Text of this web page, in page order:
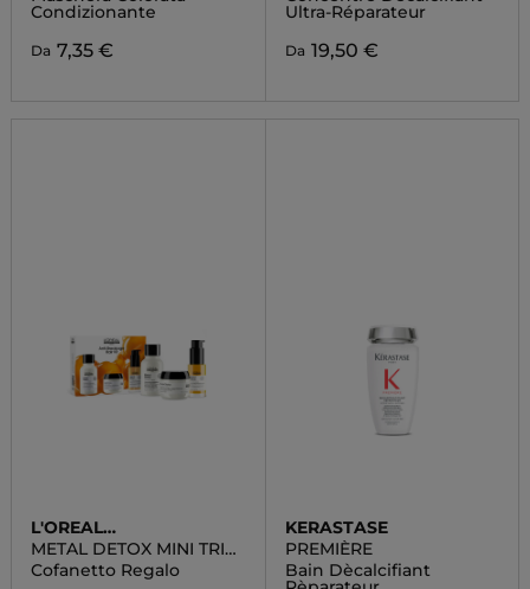
Condizionante
Da 7,35 €
Ultra-Réparateur
Da 19,50 €
L'OREAL
PROFESSIONNEL
METAL DETOX MINI TRIO
KIT
Cofanetto Regalo
KERASTASE
PREMIÈRE
Bain Dècalcifiant